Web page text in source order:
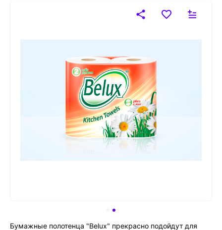
Бумажные полотенца "Belux" прекрасно подойдут для